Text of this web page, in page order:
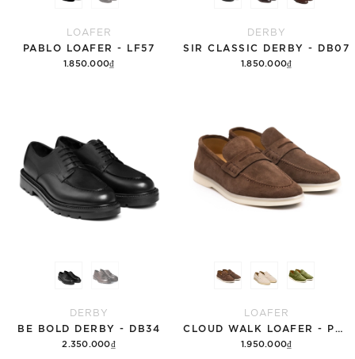
LOAFER
PABLO LOAFER - LF57
1.850.000₫
DERBY
SIR CLASSIC DERBY - DB07
1.850.000₫
DERBY
BE BOLD DERBY - DB34
2.350.000₫
LOAFER
1.950.000₫